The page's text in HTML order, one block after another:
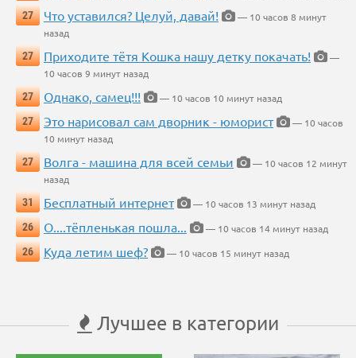
27
Что уставился? Целуй, давай!
— 10 часов 8 минут
назад
27
Приходите тётя Кошка нашу детку покачать!
—
10 часов 9 минут назад
27
Однако, самец!!!
— 10 часов 10 минут назад
27
Это нарисовал сам дворник - юморист
— 10 часов
10 минут назад
27
Волга - машина для всей семьи
— 10 часов 12 минут
назад
31
Бесплатный интернет
— 10 часов 13 минут назад
26
О....тёпленькая пошла...
— 10 часов 14 минут назад
26
Куда летим шеф? — 10 часов 15 минут назад
Лучшее в категории